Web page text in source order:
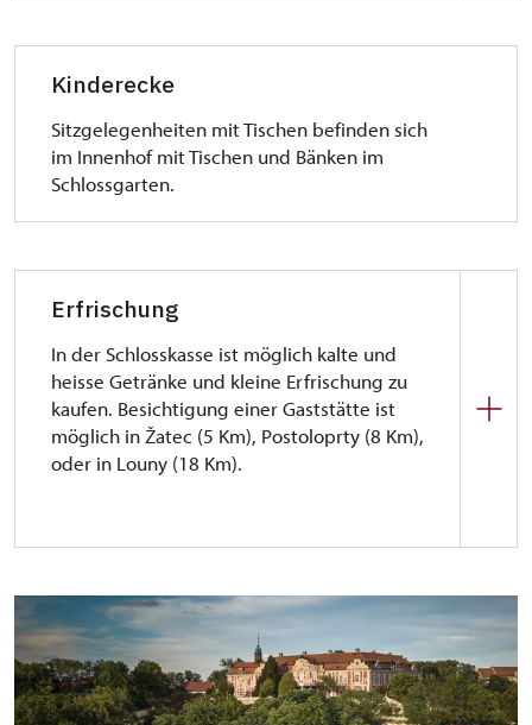
Kinderecke
Sitzgelegenheiten mit Tischen befinden sich
im Innenhof mit Tischen und Bänken im
Schlossgarten.
Erfrischung
In der Schlosskasse ist möglich kalte und
heisse Getränke und kleine Erfrischung zu
kaufen. Besichtigung einer Gaststätte ist
möglich in Žatec (5 Km), Postoloprty (8 Km),
oder in Louny (18 Km).